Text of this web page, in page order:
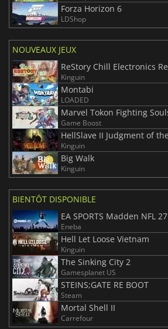
Forza Horizon 6
LDShop
NOUVEAUX JEUX
ReStory Chill Electronics
Kinguin
Montabi
LOADED
Marvel Tokon Fighting
Game Boost
HellSlave II Judgment of
Kinguin
Big Walk
Kinguin
BIENTÔT DISPONIBLE
EA SPORTS Madden NFL 27
Eneba
Hell Let Loose Vietnam
Kinguin
The Sinking City 2
Gamesplanet US
STEINS;GATE RE BOOT
Steam
Mortal Shell II
Carrefour